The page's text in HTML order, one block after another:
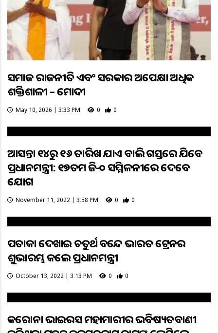
ସମାଜ ରାଜନୀତି ଏବଂ ସରକାର ଅପେକ୍ଷା ଅଧିକ
ଶକ୍ତିଶାଳୀ – ମୋଦୀ
May 10, 2026 | 3:33 PM 0 0
ଆସନ୍ତା ୧୪ରୁ ୧୬ ତାରିଖ ଯାଏ ବାଲି ଗସ୍ତରେ ଯିବେ
ପ୍ରଧାନମନ୍ତ୍ରୀ: ୧୭ତମ ଜି-୨୦ ସମ୍ମିଳନୀରେ ଦେବେ
ଯୋଗ
November 11, 2022 | 3:58 PM 0 0
ପତାକା ଦେଖାଇ ଚତୁର୍ଥ ବନ୍ଦେ ଭାରତ ଟ୍ରେନର
ଶୁଭାରମ୍ଭ କଲେ ପ୍ରଧାନମନ୍ତ୍ରୀ
October 13, 2022 | 3:13 PM 0 0
କରୋନା ଭାଇରସ ମହାମାରୀର ଭବିଷ୍ୟତବାଣୀ